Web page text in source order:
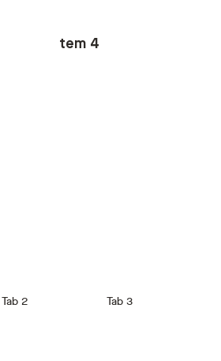
Item 4
Tab 2 Tab 3